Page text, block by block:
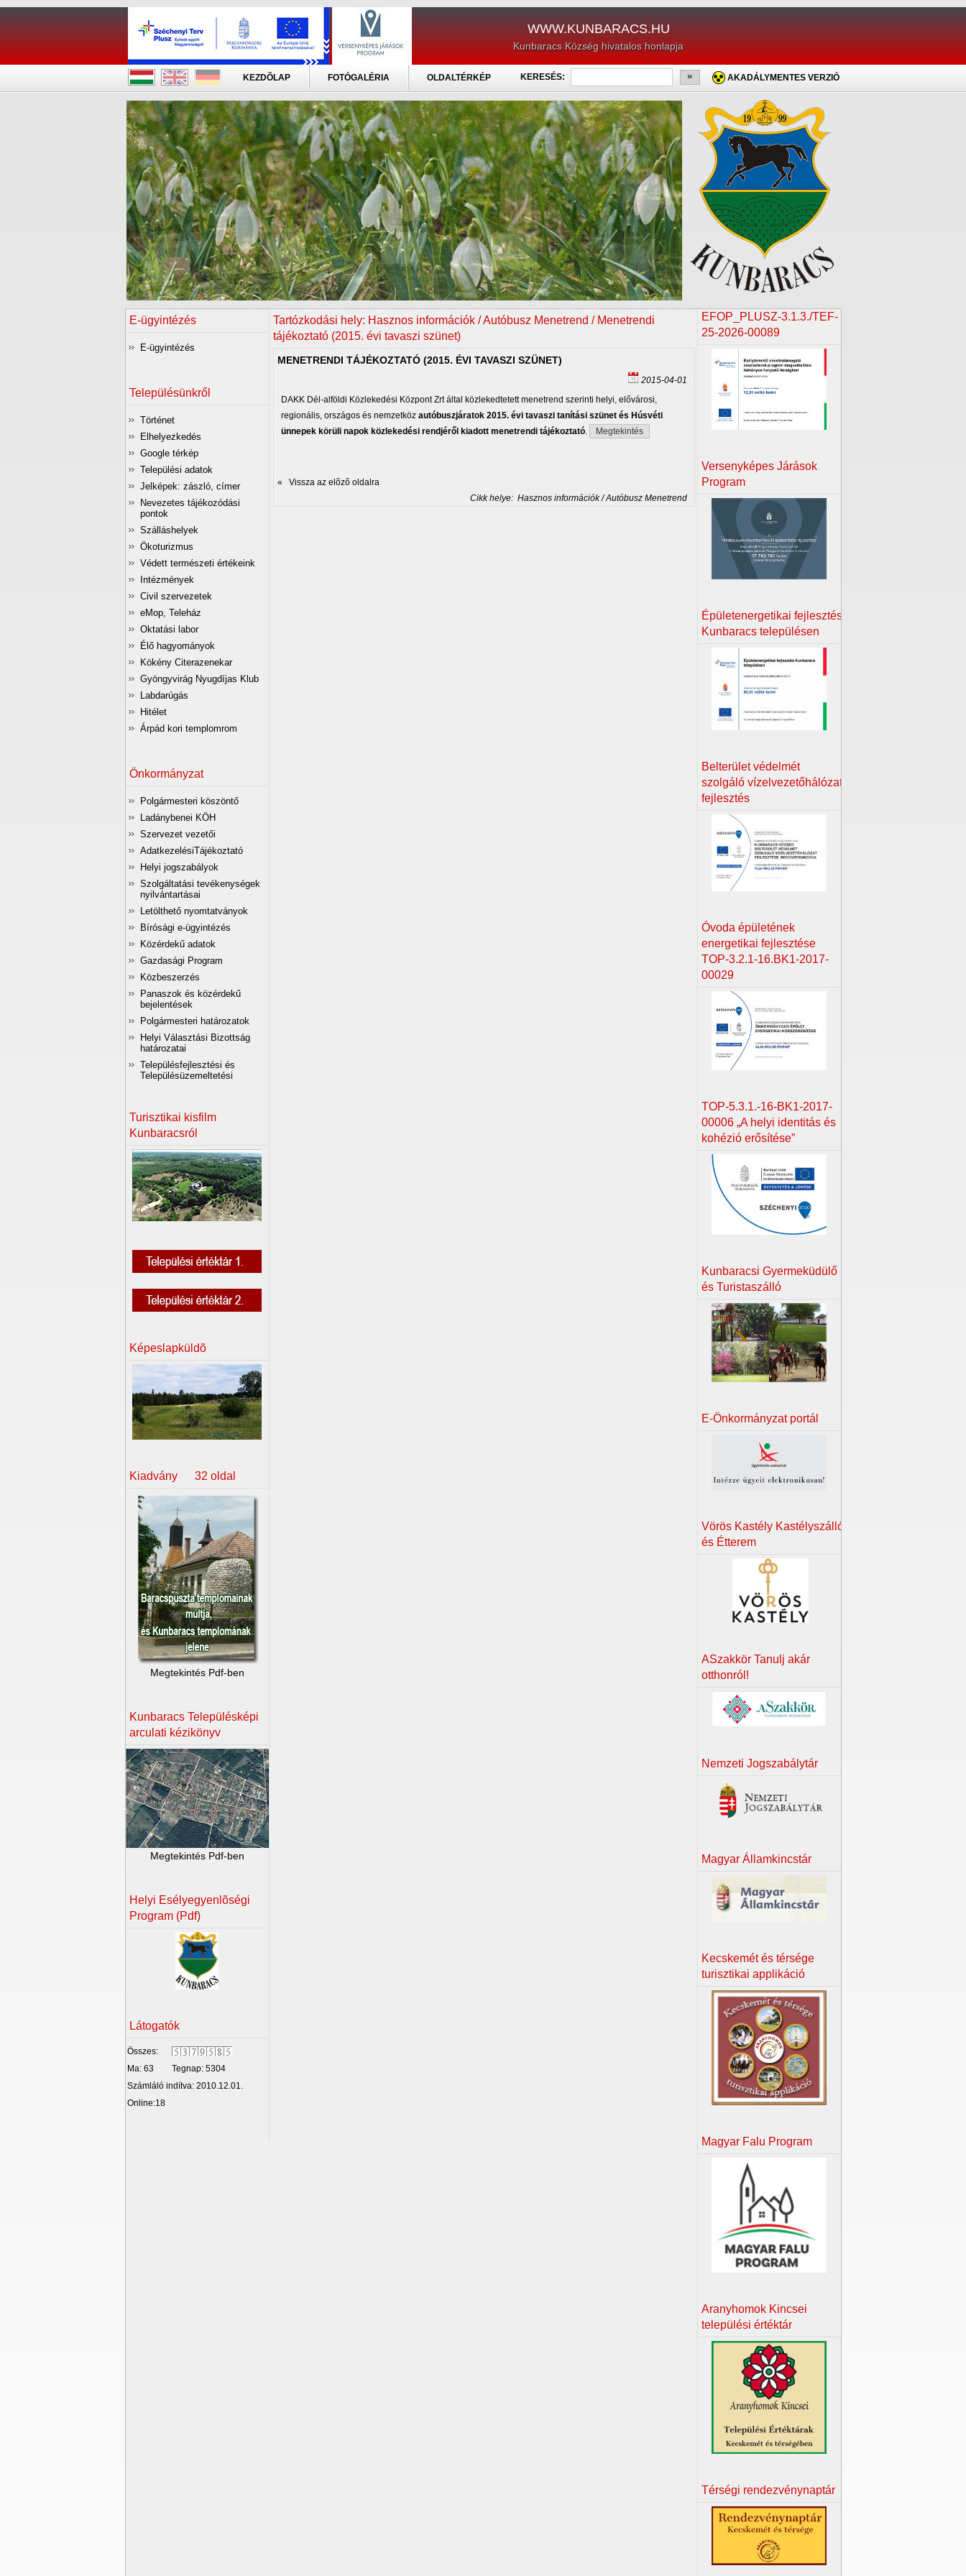
WWW.KUNBARACS.HU
Kunbaracs Község hivatalos honlapja
KEZDÕLAP FOTÓGALÉRIA OLDALTÉRKÉP KERESÉS: » AKADÁLYMENTES VERZIÓ
E-ügyintézés
E-ügyintézés
Településünkről
Történet
Elhelyezkedés
Google térkép
Települési adatok
Jelképek: zászló, címer
Nevezetes tájékozódási
pontok
Szálláshelyek
Ökoturizmus
Védett természeti értékeink
Intézmények
Civil szervezetek
eMop, Teleház
Oktatási labor
Élő hagyományok
Kökény Citerazenekar
Gyöngyvirág Nyugdíjas Klub
Labdarúgás
Hitélet
Árpád kori templomrom
Önkormányzat
Polgármesteri köszöntő
Ladánybenei KÖH
Szervezet vezetői
AdatkezelésiTájékoztató
Helyi jogszabályok
Szolgáltatási tevékenységek
nyilvántartásai
Letölthető nyomtatványok
Bírósági e-ügyintézés
Közérdekű adatok
Gazdasági Program
Közbeszerzés
Panaszok és közérdekű
bejelentések
Polgármesteri határozatok
Helyi Választási Bizottság
határozatai
Településfejlesztési és
Településüzemeltetési
Turisztikai kisfilm
Kunbaracsról
Képeslapküldõ
Kiadvány 32 oldal
Megtekintés Pdf-ben
Kunbaracs Településképi
arculati kézikönyv
Megtekintés Pdf-ben
Helyi Esélyegyenlõségi
Program (Pdf)
Látogatók
Összes:
Ma: 63
Tegnap: 5304
Számláló indítva: 2010.12.01.
Online:18
Tartózkodási hely: Hasznos információk / Autóbusz Menetrend / Menetrendi
tájékoztató (2015. évi tavaszi szünet)
MENETRENDI TÁJÉKOZTATÓ (2015. ÉVI TAVASZI SZÜNET)
2015-04-01
DAKK Dél-alföldi Közlekedési Központ Zrt által közlekedtetett menetrend szerinti helyi, elővárosi,
regionális, országos és nemzetköz autóbuszjáratok 2015. évi tavaszi tanítási szünet és Húsvéti
ünnepek körüli napok közlekedési rendjéről kiadott menetrendi tájékoztató. Megtekintés
« Vissza az elõzõ oldalra
Cikk helye:Hasznos információk / Autóbusz Menetrend
EFOP_PLUSZ-3.1.3./TEF-
25-2026-00089
Versenyképes Járások
Program
Épületenergetikai fejlesztés
Kunbaracs településen
Belterület védelmét
szolgáló vízelvezetőhálózat
fejlesztés
Óvoda épületének
energetikai fejlesztése
TOP-3.2.1-16.BK1-2017-
00029
TOP-5.3.1.-16-BK1-2017-
00006 „A helyi identitás és
kohézió erősítése”
Kunbaracsi Gyermeküdülő
és Turistaszálló
E-Önkormányzat portál
Vörös Kastély Kastélyszálló
és Étterem
ASzakkör Tanulj akár
otthonról!
Nemzeti Jogszabálytár
Magyar Államkincstár
Kecskemét és térsége
turisztikai applikáció
Magyar Falu Program
Aranyhomok Kincsei
települési értéktár
Térségi rendezvénynaptár